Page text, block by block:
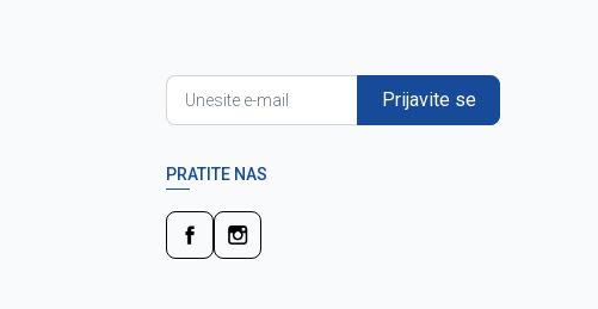
Prijavite se
PRATITE NAS